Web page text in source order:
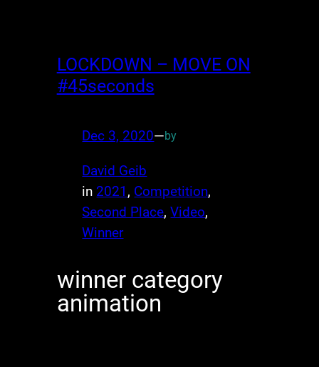
LOCKDOWN – MOVE ON
#45seconds
Dec 3, 2020—by
David Geib
in 2021 , Competition
Second Place, Video
Winner
winner category
animation